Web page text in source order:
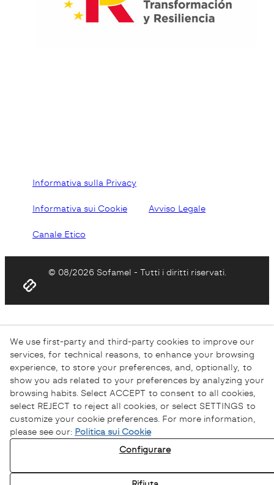
Informativa sulla Privacy
Informativa sui Cookie Avviso Legale
Canale Etico
© 08/2026 Sofamel - Tutti i diritti riservati.
We use first-party and third-party cookies to improve our
services, for technical reasons, to enhance your browsing
experience, to store your preferences, and, optionally, to
show you ads related to your preferences by analyzing your
browsing habits. Select ACCEPT to consent to all cookies,
select REJECT to reject all cookies, or select SETTINGS to
customize your cookie preferences. For more information,
please see our: Politica sui Cookie
Configurare